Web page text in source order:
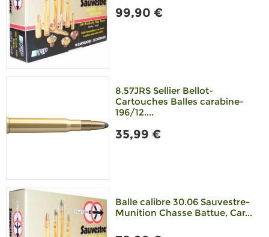
99,90 €
8.57JRS Sellier Bellot-
Cartouches Balles carabine-
196/12....
35,99 €
Balle calibre 30.06 Sauvestre-
Munition Chasse Battue, Car...